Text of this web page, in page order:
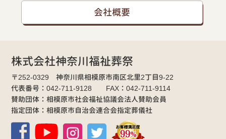
会社概要
株式会社神奈川福祉葬祭
〒252-0329 神奈川県相模原市南区北里2丁目9-22
代表番号：042-711-9128 FAX：042-711-9114
賛助団体：相模原市社会福祉協議会法人賛助会員
指定団体：相模原市自治会連合会指定葬儀社